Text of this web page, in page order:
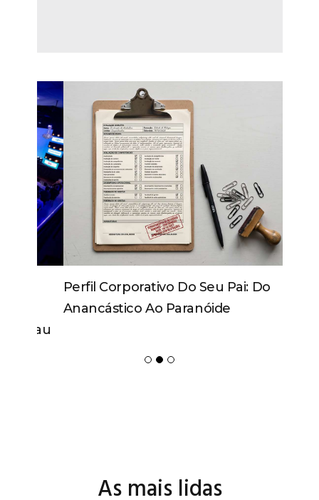
Perfil Corporativo Do Seu Pai: Do
Anancástico Ao Paranóide
As mais lidas